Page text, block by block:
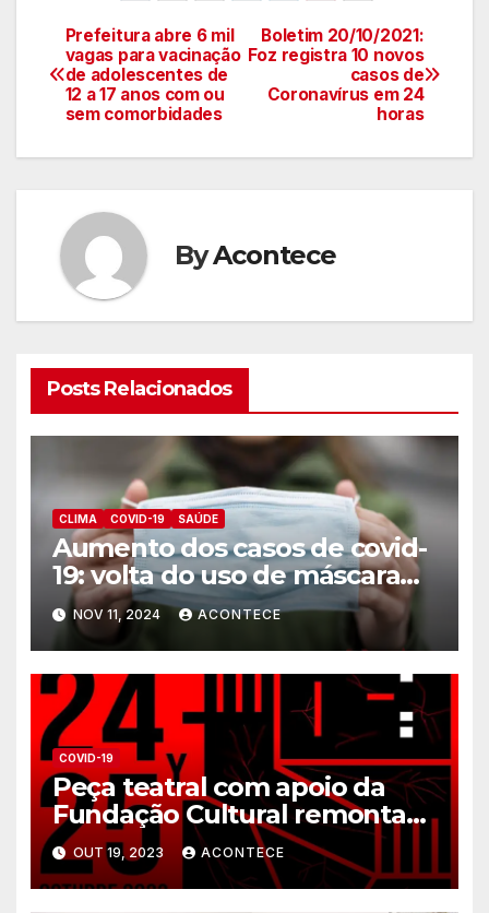
Navegação
de
Boletim 20/10/2021:
Foz registra 10 novos
casos de
Coronavírus em 24
horas
Prefeitura abre 6 mil
vagas para vacinação
de adolescentes de
12 a 17 anos com ou
sem comorbidades
ByAcontece
Posts Relacionados
CLIMA COVID-19 SAÚDE
Aumento dos casos de covid-
19: volta do uso de máscara
está no radar do Brasil?
NOV 11, 2024 ACONTECE
COVID-19
Peça teatral com apoio da
Fundação Cultural remonta
experiências coletivas da
pandemia da Covid-19
OUT 19, 2023 ACONTECE